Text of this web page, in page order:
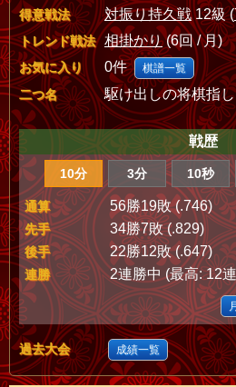
得意戦法 対振り持久戦12級 (
トレンド戦法 相掛かり(6回 / 月)
お気に入り 0件 棋譜一覧
二つ名 駆け出しの将棋指し
戦歴
10分 3分 10秒
通算 56勝19敗 (.746)
先手 34勝7敗 (.829)
後手 22勝12敗 (.647)
連勝 2連勝中 (最高: 12
過去大会 成績一覧